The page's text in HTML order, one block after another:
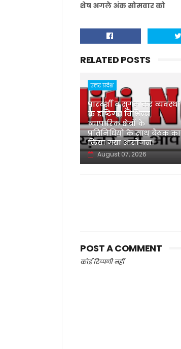
शेष अगले अंक सोमवार को
RELATED POSTS
उत्तर प्रदेश
पारदर्शी व सुगम कर व्यवस्था
के दृष्टिगत विभिन्न
व्यापारिक क्षेत्रों के
प्रतिनिधियों के साथ बैठक का
किया गया आयोजन।
August 07, 2026
POST A COMMENT
कोई टिप्पणी नहीं